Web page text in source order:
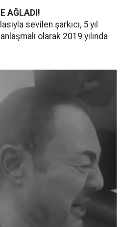
AĞLADI!
sevilen şarkıcı, 5 yıl
olarak 2019 yılında